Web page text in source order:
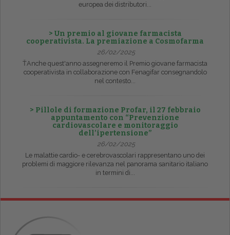
europea dei distributori...
> Un premio al giovane farmacista
cooperativista. La premiazione a Cosmofarma
26/02/2025
ŤAnche quest'anno assegneremo il Premio giovane farmacista
cooperativista in collaborazione con Fenagifar consegnandolo
nel contesto...
> Pillole di formazione Profar, il 27 febbraio
appuntamento con “Prevenzione
cardiovascolare e monitoraggio
dell’ipertensione”
26/02/2025
Le malattie cardio- e cerebrovascolari rappresentano uno dei
problemi di maggiore rilevanza nel panorama sanitario italiano
in termini di...